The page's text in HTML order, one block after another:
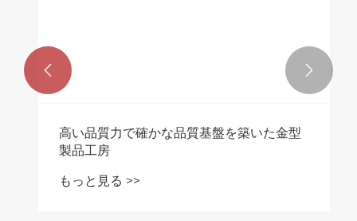
高い品質力で確かな品質基盤を築いた金型
製品工房
もっと見る >>
 